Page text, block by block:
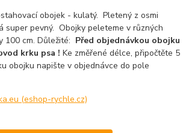
obojek - kulatý. Pletený z osmi
super pevný. Obojky peleteme v různých
100 cm. Důležité: Před objednávkou obojku
krku psa !Ke změřené délce, připočtěte 5
obojku napište v objednávce do pole
(eshop-rychle.cz)